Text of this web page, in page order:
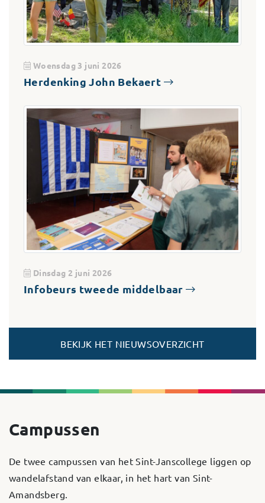
Woensdag 3 juni 2026
Herdenking John Bekaert
Dinsdag 2 juni 2026
Infobeurs tweede middelbaar
BEKIJK HET NIEUWSOVERZICHT
Campussen
De twee campussen van het Sint-Janscollege liggen op
wandelafstand van elkaar, in het hart van Sint-
Amandsberg.